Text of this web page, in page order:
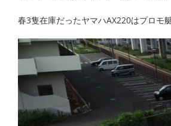
春3隻在庫だったヤマハAX220はプロモ